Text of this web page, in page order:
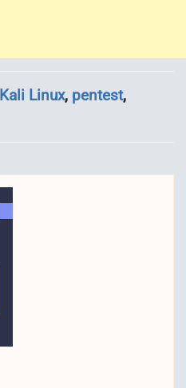
Kali Linux, pentest,